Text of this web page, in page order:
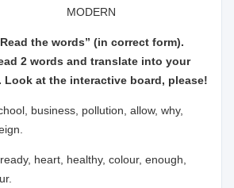
the words” (in correct form).
2 words and translate into your
Look at the interactive board, please!
business, pollution, allow, why,
heart, healthy, colour, enough,